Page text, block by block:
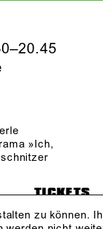
zu können.
»Ich,
TICKETS